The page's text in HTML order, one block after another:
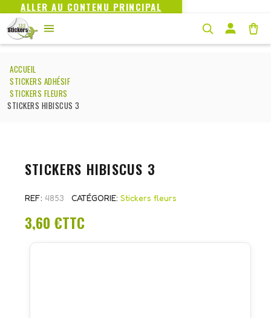
ALLER AU CONTENU PRINCIPAL
ACCUEIL
STICKERS ADHÉSIF
STICKERS FLEURS
STICKERS HIBISCUS 3
STICKERS HIBISCUS 3
REF 4853 CATÉGORIE Stickers fleurs
3,60 €TTC